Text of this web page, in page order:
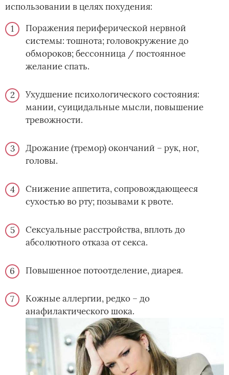
использовании в целях похудения:
Поражения периферической нервной
системы: тошнота; головокружение до
обмороков; бессонница / постоянное
желание спать.
Ухудшение психологического состояния:
мании, суицидальные мысли, повышение
тревожности.
Дрожание (тремор) окончаний – рук, ног,
головы.
Снижение аппетита, сопровождающееся
сухостью во рту; позывами к рвоте.
Сексуальные расстройства, вплоть до
абсолютного отказа от секса.
Повышенное потоотделение, диарея.
Кожные аллергии, редко – до
анафилактического шока.